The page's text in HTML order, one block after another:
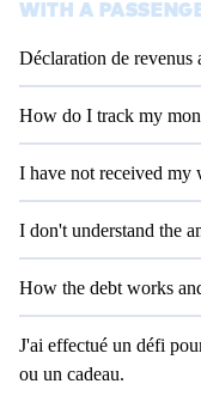
WITH A
Déclaration de revenus
How do I track my
I have not received my
I don't understand the
How the debt works
J'ai effectué un défi
ou un cadeau.